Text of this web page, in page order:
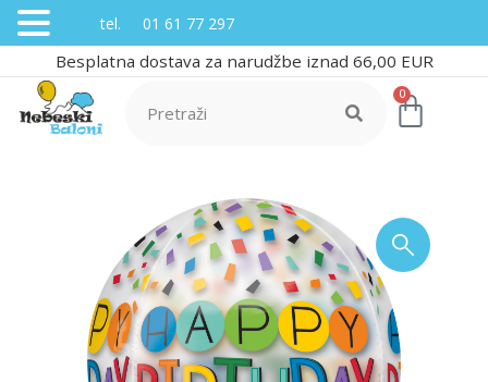
Besplatna dostava za narudžbe iznad 66,00 EUR
0
tel. 01 61 77 297